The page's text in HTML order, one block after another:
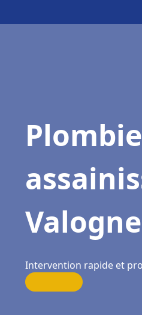
Intervention rapide et